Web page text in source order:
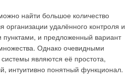
найти большое количество
организации удалённого контроля и
и предложенный вариант
Однако очевидными
являются её простота,
интуитивно понятный функционал.